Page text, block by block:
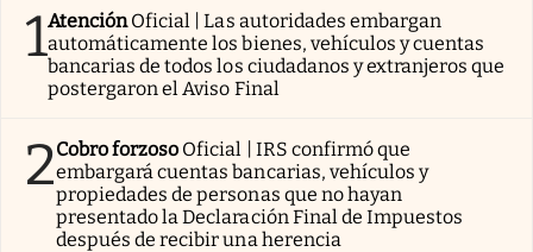
1AtenciónOficial | Las autoridades embargan
automáticamente los bienes, vehículos y cuentas
bancarias de todos los ciudadanos y extranjeros que
postergaron el Aviso Final
2Cobro forzoso Oficial | IRS confirmó que
embargará cuentas bancarias, vehículos y
propiedades de personas que no hayan
presentado la Declaración Final de Impuestos
después de recibir una herencia